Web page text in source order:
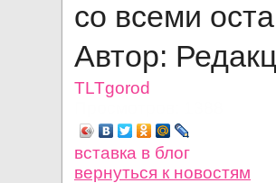
со всеми
Автор:
TLTgorod
вставка в блог
вернуться к новостям